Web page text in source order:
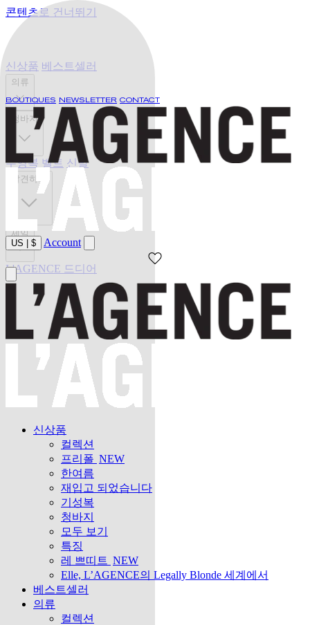
콘텐츠로 건너뛰기
BOUTIQUES NEWSLETTER CONTACT
US $ Account
신상품
컬렉션
프리폴 NEW
한여름
재입고 되었습니다
기성복
청바지
모두 보기
특징
레 쁘띠트 NEW
Elle, L’AGENCE의 Legally Blonde 세계에서
베스트셀러
의류
컬렉션
신상품 베스트셀러
의류
청바지
수영복 벨트 신발
발견하기
세일
L'AGENCE 드디어